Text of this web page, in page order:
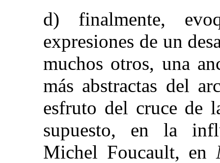
d) finalmente,
expresiones de un
muchos otros, una
más abstractas del
esfruto del cruce de
supuesto, en la
Michel Foucault, en